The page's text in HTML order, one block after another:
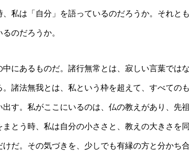
私は「自分」を語っているのだろうか。それとも
のだろうか。
にあるものだ。諸行無常とは、寂しい言葉ではな
諸法無我とは、私という枠を超えて、すべての
す。私がここにいるのは、仏の教えがあり、先祖
とう時、私は自分の小ささと、教えの大きさを
だ。その気づきを、少しでも有縁の方と分かち合